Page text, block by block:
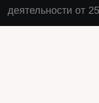
деятельности от